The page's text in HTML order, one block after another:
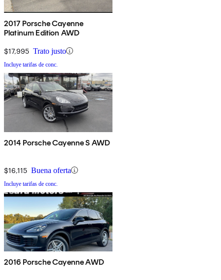
2017 Porsche Cayenne
Platinum Edition AWD
$17,995 Trato justo
Incluye tarifas de conc.
2014 Porsche Cayenne S AWD
$16,115 Buena oferta
Incluye tarifas de conc.
2016 Porsche Cayenne AWD